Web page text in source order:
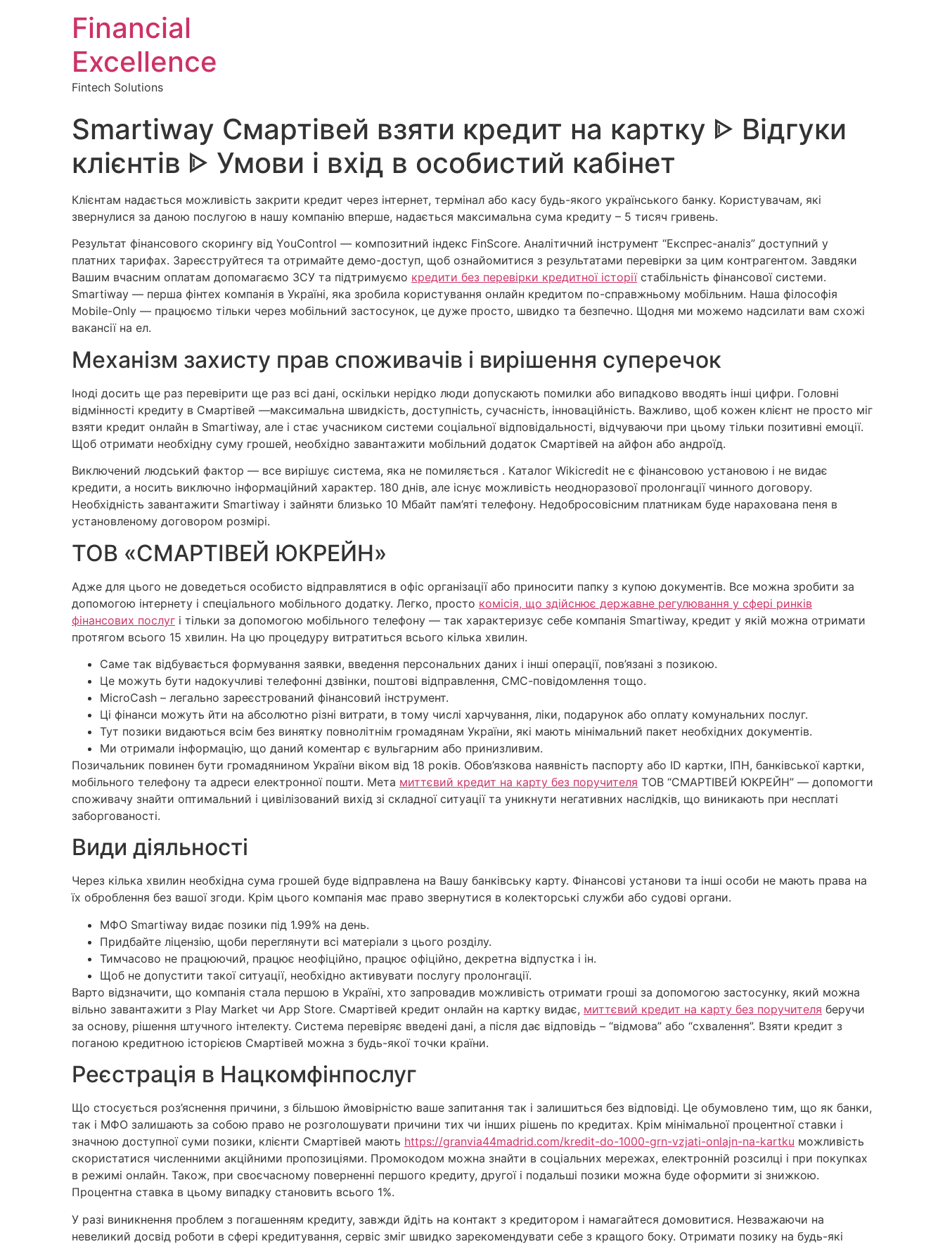
Financial
Excellence
Fintech Solutions
Smartiway Смартівей взяти кредит на картку ᐈ Відгуки
клієнтів ᐈ Умови і вхід в особистий кабінет
Клієнтам надається можливість закрити кредит через інтернет, термінал або касу будь-якого українського банку. Користувачам, які
звернулися за даною послугою в нашу компанію вперше, надається максимальна сума кредиту – 5 тисяч гривень.
Результат фінансового скорингу від YouControl — композитний індекс FinScore. Аналітичний інструмент “Експрес-аналіз” доступний у
платних тарифах. Зареєструйтеся та отримайте демо-доступ, щоб ознайомитися з результатами перевірки за цим контрагентом. Завдяки
Вашим вчасним оплатам допомагаємо ЗСУ та підтримуємо кредити без перевірки кредитної історіїстабільність фінансової системи.
Smartiway — перша фінтех компанія в Україні, яка зробила користування онлайн кредитом по-справжньому мобільним. Наша філософія
Mobile-Only — працюємо тільки через мобільний застосунок, це дуже просто, швидко та безпечно. Щодня ми можемо надсилати вам схожі
вакансії на ел.
Механізм захисту прав споживачів і вирішення суперечок
Іноді досить ще раз перевірити ще раз всі дані, оскільки нерідко люди допускають помилки або випадково вводять інші цифри. Головні
відмінності кредиту в Смартівей —максимальна швидкість, доступність, сучасність, інноваційність. Важливо, щоб кожен клієнт не просто міг
взяти кредит онлайн в Smartiway, але і стає учасником системи соціальної відповідальності, відчуваючи при цьому тільки позитивні емоції.
Щоб отримати необхідну суму грошей, необхідно завантажити мобільний додаток Смартівей на айфон або андроїд.
Виключений людський фактор — все вирішує система, яка не помиляється . Каталог Wikicredit не є фінансовою установою і не видає
кредити, а носить виключно інформаційний характер. 180 днів, але існує можливість неодноразової пролонгації чинного договору.
Необхідність завантажити Smartiway і зайняти близько 10 Мбайт пам’яті телефону. Недобросовісним платникам буде нарахована пеня в
установленому договором розмірі.
ТОВ «СМАРТІВЕЙ ЮКРЕЙН»
Адже для цього не доведеться особисто відправлятися в офіс організації або приносити папку з купою документів. Все можна зробити за
допомогою інтернету і спеціального мобільного додатку. Легко, просто комісія, що здійснює державне регулювання у сфері ринків
фінансових послуг і тільки за допомогою мобільного телефону — так характеризує себе компанія Smartiway, кредит у якій можна отримати
протягом всього 15 хвилин. На цю процедуру витратиться всього кілька хвилин.
Саме так відбувається формування заявки, введення персональних даних і інші операції, пов’язані з позикою.
Це можуть бути надокучливі телефонні дзвінки, поштові відправлення, СМС-повідомлення тощо.
MicroCash – легально зареєстрований фінансовий інструмент.
Ці фінанси можуть йти на абсолютно різні витрати, в тому числі харчування, ліки, подарунок або оплату комунальних послуг.
Тут позики видаються всім без винятку повнолітнім громадянам України, які мають мінімальний пакет необхідних документів.
Ми отримали інформацію, що даний коментар є вульгарним або принизливим.
Позичальник повинен бути громадянином України віком від 18 років. Обов’язкова наявність паспорту або ID картки, ІПН, банківської картки,
мобільного телефону та адреси електронної пошти. Мета миттєвий кредит на карту без поручителя ТОВ “СМАРТІВЕЙ ЮКРЕЙН” — допомогти
споживачу знайти оптимальний і цивілізований вихід зі складної ситуації та уникнути негативних наслідків, що виникають при несплаті
заборгованості.
Види діяльності
Через кілька хвилин необхідна сума грошей буде відправлена на Вашу банківську карту. Фінансові установи та інші особи не мають права на
їх оброблення без вашої згоди. Крім цього компанія має право звернутися в колекторські служби або судові органи.
МФО Smartiway видає позики під 1.99% на день.
Придбайте ліцензію, щоби переглянути всі матеріали з цього розділу.
Тимчасово не працюючий, працює неофіційно, працює офіційно, декретна відпустка і ін.
Щоб не допустити такої ситуації, необхідно активувати послугу пролонгації.
Варто відзначити, що компанія стала першою в Україні, хто запровадив можливість отримати гроші за допомогою застосунку, який можна
вільно завантажити з Play Market чи App Store. Смартівей кредит онлайн на картку видає, миттєвий кредит на карту без поручителя беручи
за основу, рішення штучного інтелекту. Система перевіряє введені дані, а після дає відповідь – “відмова” або “схвалення”. Взяти кредит з
поганою кредитною історієюв Смартівей можна з будь-якої точки країни.
Реєстрація в Нацкомфінпослуг
Що стосується роз’яснення причини, з більшою ймовірністю ваше запитання так і залишиться без відповіді. Це обумовлено тим, що як банки,
так і МФО залишають за собою право не розголошувати причини тих чи інших рішень по кредитах. Крім мінімальної процентної ставки і
значною доступної суми позики, клієнти Смартівей мають https://granvia44madrid.com/kredit-do-1000-grn-vzjati-onlajn-na-kartku можливість
скористатися численними акційними пропозиціями. Промокодом можна знайти в соціальних мережах, електронній розсилці і при покупках
в режимі онлайн. Також, при своєчасному поверненні першого кредиту, другої і подальші позики можна буде оформити зі знижкою.
Процентна ставка в цьому випадку становить всього 1%.
У разі виникнення проблем з погашенням кредиту, завжди йдіть на контакт з кредитором і намагайтеся домовитися. Незважаючи на
невеликий досвід роботи в сфері кредитування, сервіс зміг швидко зарекомендувати себе з кращого боку. Отримати позику на будь-які